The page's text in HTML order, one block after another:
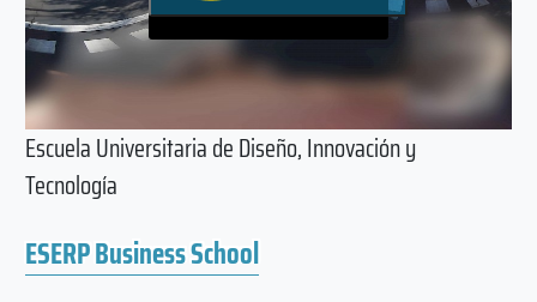
Escuela Universitaria de Diseño, Innovación y
Tecnología
ESERP Business School